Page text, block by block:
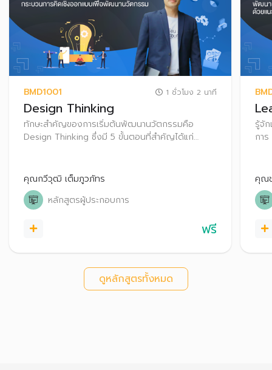
BMD1001 1 ชั่วโมง 2 นาที
Design Thinking
ทักษะสำคัญของการเริ่มต้นพัฒนานวัตกรรมคือ
Design Thinking ซึ่งมี 5 ขั้นตอนที่สำคัญได้แก่
คุณกวีวุฒิ เต็มภูวภัทร
หลักสูตรผู้ประกอบการ
ฟรี
รู้จั
กา
คุณ
ดูหลักสูตรทั้งหมด